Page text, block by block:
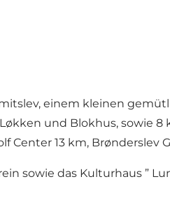
einem kleinen
und Blokhus, sowie
Center 13 km, Brønderslev
sowie das Kulturhaus ”